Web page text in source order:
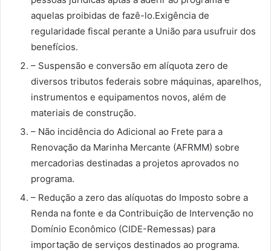
aquelas proibidas de fazê-lo.Exigência de
regularidade fiscal perante a União para usufruir dos
benefícios.
– Suspensão e conversão em alíquota zero de
diversos tributos federais sobre máquinas, aparelhos,
instrumentos e equipamentos novos, além de
materiais de construção.
– Não incidência do Adicional ao Frete para a
Renovação da Marinha Mercante (AFRMM) sobre
mercadorias destinadas a projetos aprovados no
programa.
– Redução a zero das alíquotas do Imposto sobre a
Renda na fonte e da Contribuição de Intervenção no
Domínio Econômico (CIDE-Remessas) para
importação de serviços destinados ao programa.